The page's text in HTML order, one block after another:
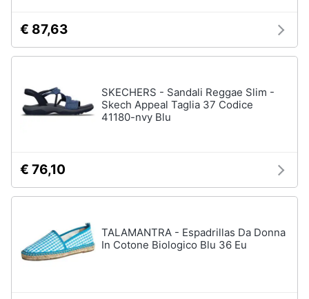
€ 87,63
SKECHERS - Sandali Reggae Slim -
Skech Appeal Taglia 37 Codice
41180-nvy Blu
€ 76,10
TALAMANTRA - Espadrillas Da Donna
In Cotone Biologico Blu 36 Eu